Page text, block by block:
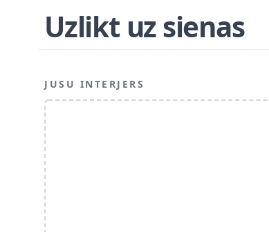
Uzlikt uz sienas
JUSU INTERJERS